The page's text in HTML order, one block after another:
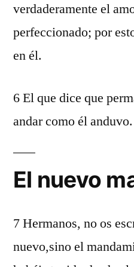
verdaderamente el
perfeccionado; por
en él.
6 El que dice que
andar como él anduvo.
El nuevo
7 Hermanos, no os
nuevo,sino el